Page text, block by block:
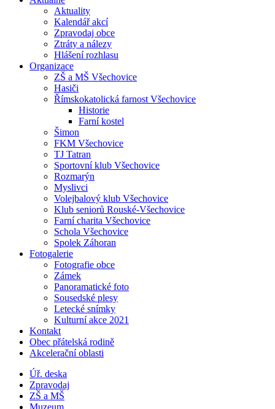
Aktuality
Kalendář akcí
Zpravodaj obce
Ztráty a nálezy
Hlášení rozhlasu
Organizace
ZŠ a MŠ Všechovice
Hasiči
Římskokatolická farnost Všechovice
Historie
Farní kostel
Šimon
FKM Všechovice
TJ Tatran
Sportovní klub Všechovice
Rozmarýn
Myslivci
Volejbalový klub Všechovice
Klub seniorů Rouské-Všechovice
Farní charita Všechovice
Schola Všechovice
Spolek Záhoran
Fotogalerie
Fotografie obce
Zámek
Panoramatické foto
Sousedské plesy
Letecké snímky
Kulturní akce 2021
Kontakt
Obec přátelská rodině
Akcelerační oblasti
Úř. deska
Zpravodaj
ZŠ a MŠ
Muzeum